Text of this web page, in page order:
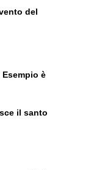
del
è
il santo